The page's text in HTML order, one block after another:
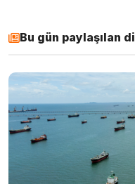
Bu gün paylaşılan